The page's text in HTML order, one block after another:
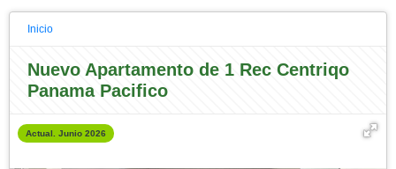
Inicio
Nuevo Apartamento de 1 Rec Centriqo
Panama Pacifico
Actual. Junio 2026